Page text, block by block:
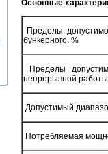
Основные
Пределы
бункерного, %
Пределы
непрерывной работы
Допустимый
Потребляемая